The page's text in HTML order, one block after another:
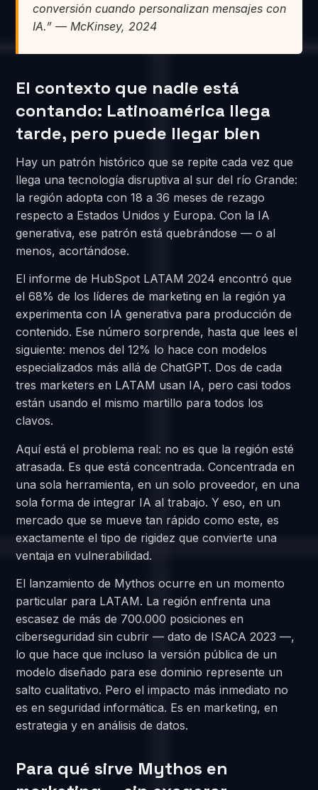
conversión cuando personalizan mensajes con
IA.” — McKinsey, 2024
El contexto que nadie está
contando: Latinoamérica llega
tarde, pero puede llegar bien
Hay un patrón histórico que se repite cada vez que
llega una tecnología disruptiva al sur del río Grande:
la región adopta con 18 a 36 meses de rezago
respecto a Estados Unidos y Europa. Con la IA
generativa, ese patrón está quebrándose — o al
menos, acortándose.
El informe de HubSpot LATAM 2024 encontró que
el 68% de los líderes de marketing en la región ya
experimenta con IA generativa para producción de
contenido. Ese número sorprende, hasta que lees el
siguiente: menos del 12% lo hace con modelos
especializados más allá de ChatGPT. Dos de cada
tres marketers en LATAM usan IA, pero casi todos
están usando el mismo martillo para todos los
clavos.
Aquí está el problema real: no es que la región esté
atrasada. Es que está concentrada. Concentrada en
una sola herramienta, en un solo proveedor, en una
sola forma de integrar IA al trabajo. Y eso, en un
mercado que se mueve tan rápido como este, es
exactamente el tipo de rigidez que convierte una
ventaja en vulnerabilidad.
El lanzamiento de Mythos ocurre en un momento
particular para LATAM. La región enfrenta una
escasez de más de 700.000 posiciones en
ciberseguridad sin cubrir — dato de ISACA 2023 —,
lo que hace que incluso la versión pública de un
modelo diseñado para ese dominio represente un
salto cualitativo. Pero el impacto más inmediato no
es en seguridad informática. Es en marketing, en
estrategia y en análisis de datos.
Para qué sirve Mythos en